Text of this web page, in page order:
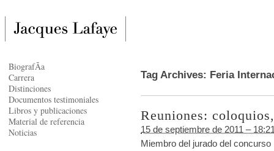
Tag Archives: Feria
Reuniones:
15 de septiembre de 2011 –
Miembro del jurado del
BiografÃ­a
Carrera
Distinciones
Documentos testimoniales
Libros y publicaciones
Material de referencia
Noticias